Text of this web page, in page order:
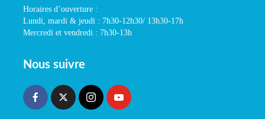
Horaires d’ouverture :
Lundi, mardi & jeudi : 7h30-12h30/ 13h30-17h
Mercredi et vendredi : 7h30-13h
Nous suivre